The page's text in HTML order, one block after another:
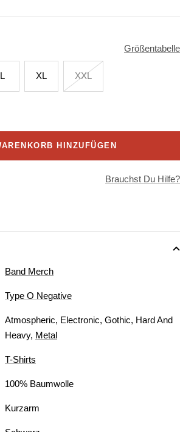
Größentabelle
L XL XXL
HINZUFÜGEN
Brauchst Du Hilfe?
Band Merch
Type O Negative
Atmospheric, Electronic, Gothic, Hard And
Heavy, Metal
T-Shirts
100% Baumwolle
Kurzarm